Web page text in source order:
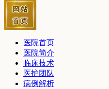
医院首页
医院简介
临床技术
医护团队
病例解析